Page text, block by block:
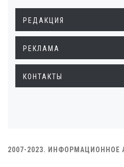
РЕДАКЦИЯ
РЕКЛАМА
КОНТАКТЫ
2007-2023. ИНФОРМАЦИОННОЕ